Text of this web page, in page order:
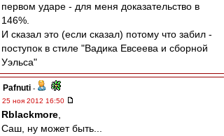
первом ударе - для меня доказательство в
146%.
И сказал это (если сказал) потому что забил -
поступок в стиле "Вадика Евсеева и сборной
Уэльса"
Pafnuti -
25 ноя 2012 16:50
Rblackmore
Саш, ну может быть...